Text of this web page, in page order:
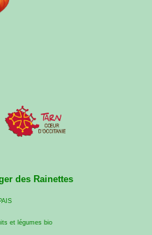
des Rainettes
et légumes bio